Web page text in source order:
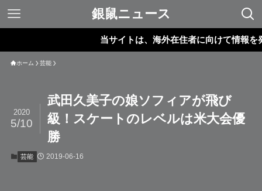
銀鼠ニュース
当サイトは、海外在住者に向けて情報を発信し
ホーム 芸能
武田久美子の娘ソフィアが飛び
級！スケートのレベルは米大会優
勝
2020
5/10
芸能 2019-06-16